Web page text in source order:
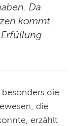
Da
kommt
die
die
erzählt